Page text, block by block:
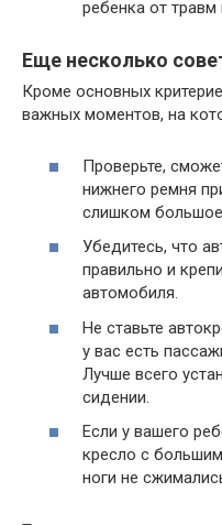
ребенка от травм
Еще несколько
Кроме основных
важных моментов, на
Проверьте,
нижнего ремня
слишком
Убедитесь, что
правильно и
автомобиля.
Не ставьте
у вас есть
Лучше всего
сидении.
Если у вашего
кресло с
ноги не